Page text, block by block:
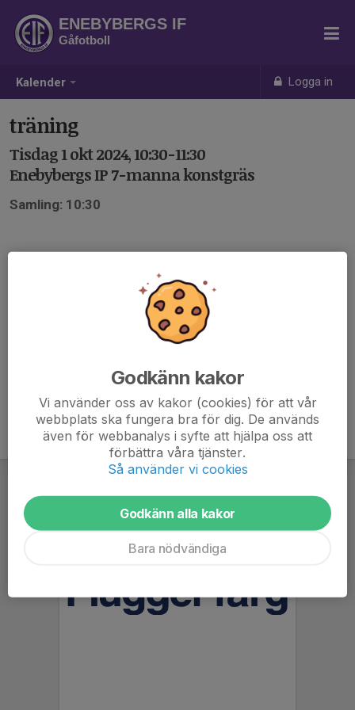
Kalender Logga in
ENEBYBERGS IF
Gåfotboll
träning
Tisdag 1 okt 2024, 10:30-11:30
Enebybergs IP 7-manna konstgräs
Samling: 10:30
Godkänn kakor
Vi använder oss av kakor (cookies) för att vår
webbplats ska fungera bra för dig. De används
även för webbanalys i syfte att hjälpa oss att
förbättra våra tjänster.
Så använder vi cookies
Godkänn alla kakor
Bara nödvändiga